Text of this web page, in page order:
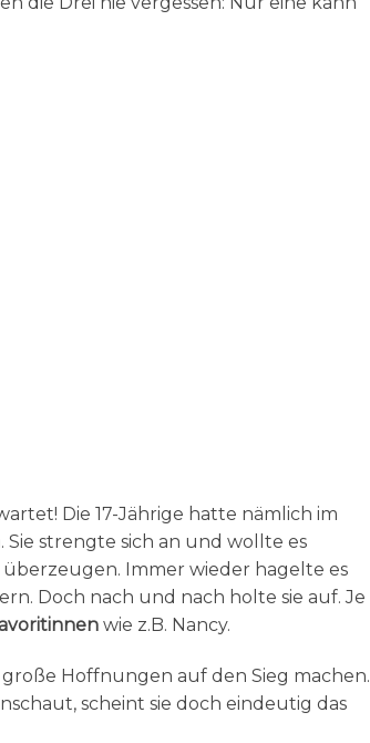
Die 17-Jährige hatte nämlich im
strengte sich an und wollte es
Immer wieder hagelte es
Doch nach und nach holte sie auf. Je
wie z.B. Nancy.
Hoffnungen auf den Sieg machen.
scheint sie doch eindeutig das